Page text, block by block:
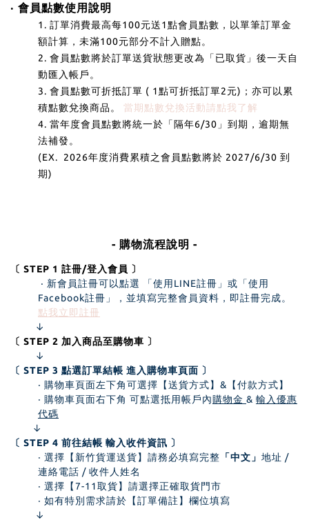
‧ 會員點數使用說明
1. 訂單消費最高每100元送1點會員點數，以單筆訂單金
額計算，未滿100元部分不計入贈點。
2. 會員點數將於訂單送貨狀態更改為「已取貨」後一天自
動匯入帳戶。
3. 會員點數可折抵訂單 ( 1點可折抵訂單2元)；亦可以累
積點數兌換商品。 當期點數兌換活動請點我了解
4. 當年度會員點數將統一於「隔年6/30」到期，逾期無
法補發。
(EX. 2026年度消費累積之會員點數將於 2027/6/30 到
期)
- 購物流程說明 -
〔 STEP 1 註冊/登入會員 〕
‧ 新會員註冊可以點選 「使用LINE註冊」或「使用
Facebook註冊」，並填寫完整會員資料，即註冊完成。
點我立即註冊
↓
〔 STEP 2 加入商品至購物車 〕
↓
〔 STEP 3 點選訂單結帳 進入購物車頁面 〕
‧ 購物車頁面左下角可選擇【送貨方式】&【付款方式】
‧ 購物車頁面右下角 可點選抵用帳戶內購物金 & 輸入優惠
代碼
↓
〔 STEP 4 前往結帳 輸入收件資訊 〕
‧ 選擇【新竹貨運送貨】請務必填寫完整 「中文」 地址 /
連絡電話 / 收件人姓名
‧ 選擇【7-11取貨】請選擇正確取貨門市
‧ 如有特別需求請於【訂單備註】欄位填寫
↓